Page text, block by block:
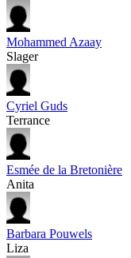
Mohammed Azaay
Slager
Cyriel Guds
Terrance
Esmée de la Bretonière
Anita
Barbara Pouwels
Liza